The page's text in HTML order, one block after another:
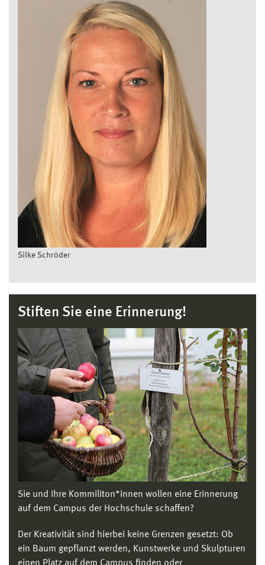
Silke Schröder
Stiften Sie eine Erinnerung!
Sie und Ihre Kommiliton*innen wollen eine Erinnerung
auf dem Campus der Hochschule schaffen?
Der Kreativität sind hierbei keine Grenzen gesetzt: Ob
ein Baum gepflanzt werden, Kunstwerke und Skulpturen